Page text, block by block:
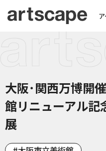
ア
大阪･関西万博開
館リニューアル
展